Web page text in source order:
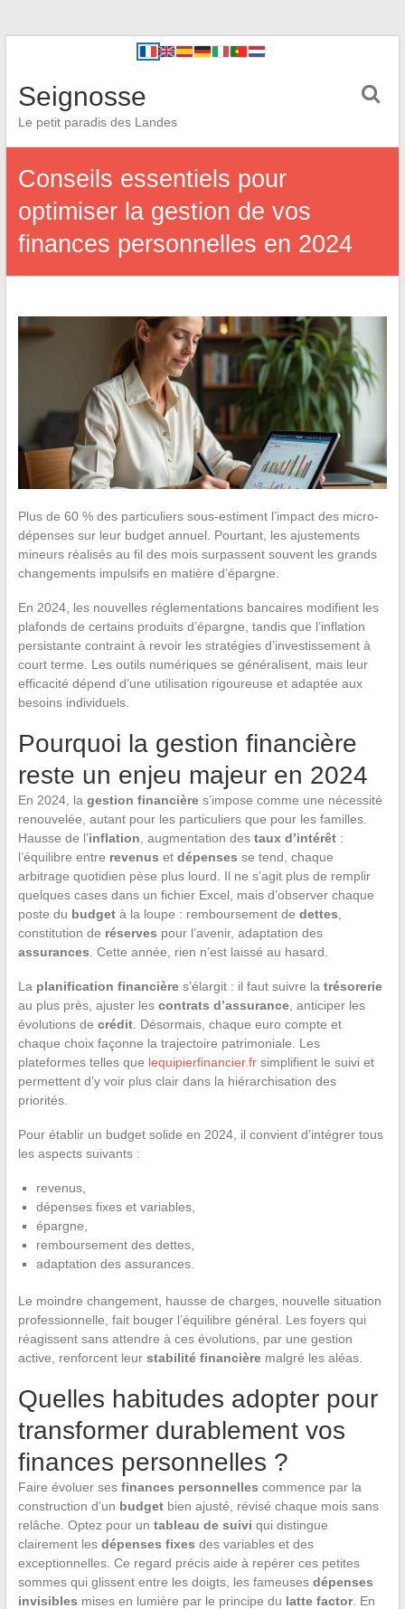
Seignosse
Le petit paradis des Landes
Conseils essentiels pour
optimiser la gestion de vos
finances personnelles en 2024
Plus de 60 % des particuliers sous-estiment l’impact des micro-
dépenses sur leur budget annuel. Pourtant, les ajustements
mineurs réalisés au fil des mois surpassent souvent les grands
changements impulsifs en matière d’épargne.
En 2024, les nouvelles réglementations bancaires modifient les
plafonds de certains produits d’épargne, tandis que l’inflation
persistante contraint à revoir les stratégies d’investissement à
court terme. Les outils numériques se généralisent, mais leur
efficacité dépend d’une utilisation rigoureuse et adaptée aux
besoins individuels.
Pourquoi la gestion financière
reste un enjeu majeur en 2024
En 2024, la gestion financières’impose comme une nécessité
renouvelée, autant pour les particuliers que pour les familles.
Hausse de l’inflation , augmentation des taux d’intérêt:
l’équilibre entre revenus et dépenses se tend, chaque
arbitrage quotidien pèse plus lourd. Il ne s’agit plus de remplir
quelques cases dans un fichier Excel, mais d’observer chaque
poste du budgetà la loupe : remboursement de dettes
constitution de réserves pour l’avenir, adaptation des
assurances . Cette année, rien n’est laissé au hasard.
La planification financières’élargit : il faut suivre la trésorerie
au plus près, ajuster les contrats d’assurance, anticiper les
évolutions de crédit. Désormais, chaque euro compte et
chaque choix façonne la trajectoire patrimoniale. Les
plateformes telles que lequipierfinancier.frsimplifient le suivi et
permettent d’y voir plus clair dans la hiérarchisation des
priorités.
Pour établir un budget solide en 2024, il convient d’intégrer tous
les aspects suivants :
revenus,
dépenses fixes et variables,
épargne,
remboursement des dettes,
adaptation des assurances.
Le moindre changement, hausse de charges, nouvelle situation
professionnelle, fait bouger l’équilibre général. Les foyers qui
réagissent sans attendre à ces évolutions, par une gestion
active, renforcent leur stabilité financièremalgré les aléas.
Quelles habitudes adopter pour
transformer durablement vos
finances personnelles ?
Faire évoluer ses finances personnelles commence par la
construction d’un budgetbien ajusté, révisé chaque mois sans
relâche. Optez pour un tableau de suivi qui distingue
clairement les dépenses fixes des variables et des
exceptionnelles. Ce regard précis aide à repérer ces petites
sommes qui glissent entre les doigts, les fameuses dépenses
invisibles mises en lumière par le principe du latte factor. En